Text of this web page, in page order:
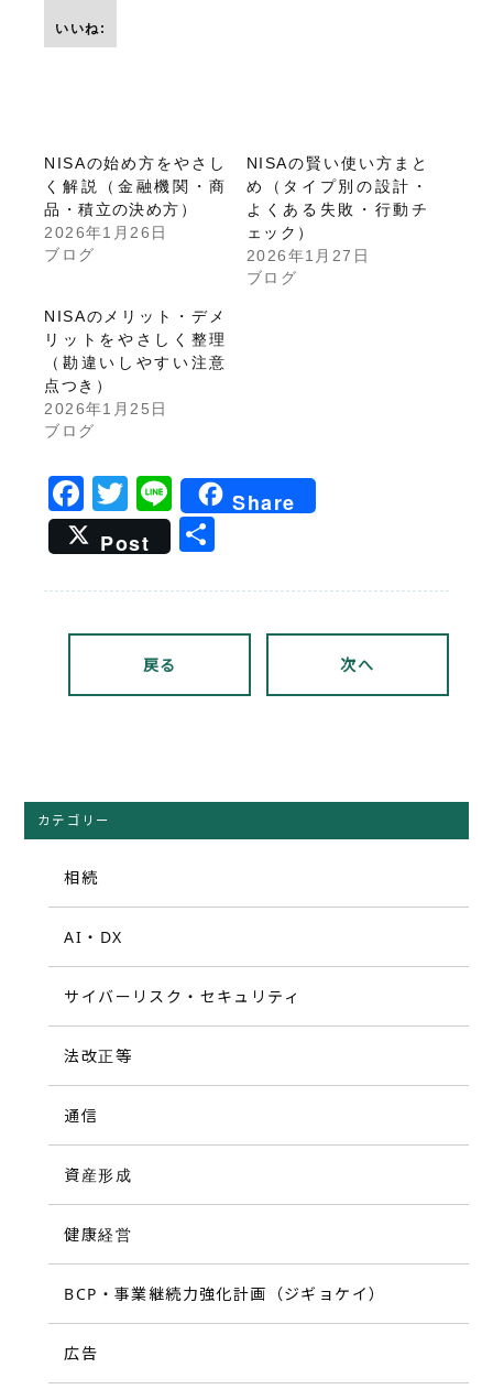
いいね:
NISAの始め方をやさし
く解説（金融機関・商
品・積立の決め方）
2026年1月26日
ブログ
NISAの賢い使い方まと
め（タイプ別の設計・
よくある失敗・行動チ
ェック）
2026年1月27日
ブログ
NISAのメリット・デメ
リットをやさしく整理
（勘違いしやすい注意
点つき）
2026年1月25日
ブログ
Facebook
Twitter
LineShare
Post
戻る 次へ
カテゴリー
相続
AI・DX
サイバーリスク・セキュリティ
法改正等
通信
資産形成
健康経営
BCP・事業継続力強化計画（ジギョケイ）
広告